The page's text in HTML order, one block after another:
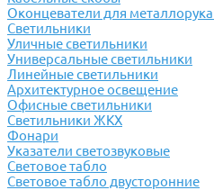
Оконцеватели для
Светильники
Уличные светильники
Универсальные светильники
Линейные светильники
Архитектурное освещение
Офисные светильники
Светильники ЖКХ
Фонари
Указатели светозвуковые
Световое табло
Световое табло двусторонние